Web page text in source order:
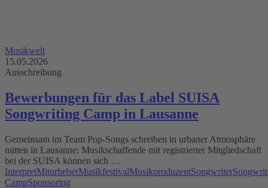
Musikwelt
15.05.2026
Ausschreibung
Bewerbungen für das Label SUISA
Songwriting Camp in Lausanne
Gemeinsam im Team Pop-Songs schreiben in urbaner Atmosphäre
mitten in Lausanne: Musikschaffende mit registrierter Mitgliedschaft
bei der SUISA können sich …
InterpretMiturheberMusikfestivalMusikproduzentSongwriter
CampSponsoring